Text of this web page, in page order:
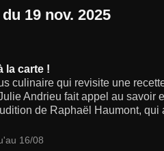
19 nov. 2025
la carte !
culinaire qui revisite une
Andrieu fait appel au savoir
de Raphaël Haumont,
16/08